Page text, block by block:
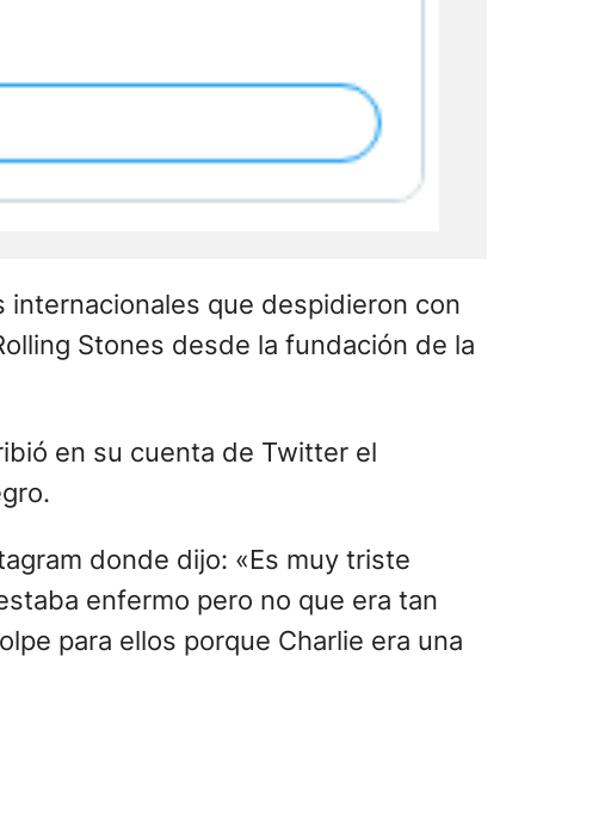
que despidieron con
en su cuenta de Twitter el
donde dijo: «Es muy triste
enfermo pero no que era tan
escribió: «Es un día muy triste. Fue
más sentido pésame a Shirley,